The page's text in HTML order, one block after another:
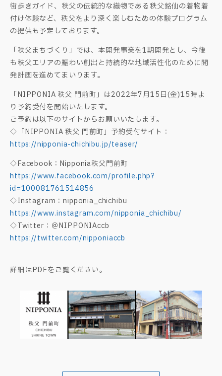
街歩きガイド、秩父の伝統的な織物である秩父銘仙の着物着
付け体験など、秩父をより深く楽しむための体験プログラム
の提供も予定しております。
「秩父まちづくり」では、本開発事業を1期開発とし、今後
も秩父エリアの賑わい創出と持続的な地域活性化のために開
発計画を進めてまいります。
「NIPPONIA 秩父 門前町」は2022年7月15日(金)15時よ
り予約受付を開始いたします。
ご予約は以下のサイトからお願いいたします。
◇「NIPPONIA 秩父 門前町」予約受付サイト：
https://nipponia-chichibu.jp/teaser/
◇Facebook：Nipponia秩父門前町
https://www.facebook.com/profile.php?
id=100081761514856
◇Instagram：nipponia_chichibu
https://www.instagram.com/nipponia_chichibu/
◇Twitter：＠NIPPONIAccb
https://twitter.com/nipponiaccb
詳細はPDFをご覧ください。